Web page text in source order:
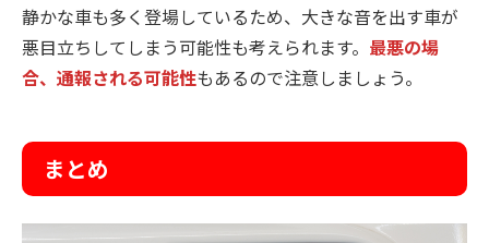
静かな車も多く登場しているため、大きな音を出す車が
悪目立ちしてしまう可能性も考えられます。 最悪の場
合、通報される可能性もあるので注意しましょう。
まとめ